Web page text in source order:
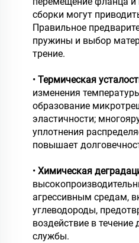
сборки могут
Правильное
пружины и выбор
трение.
• Термическая
изменения
образование
эластичности;
уплотнения
повышает
• Химическая
агрессивным средам,
углеводороды,
воздействие в течение
службы.